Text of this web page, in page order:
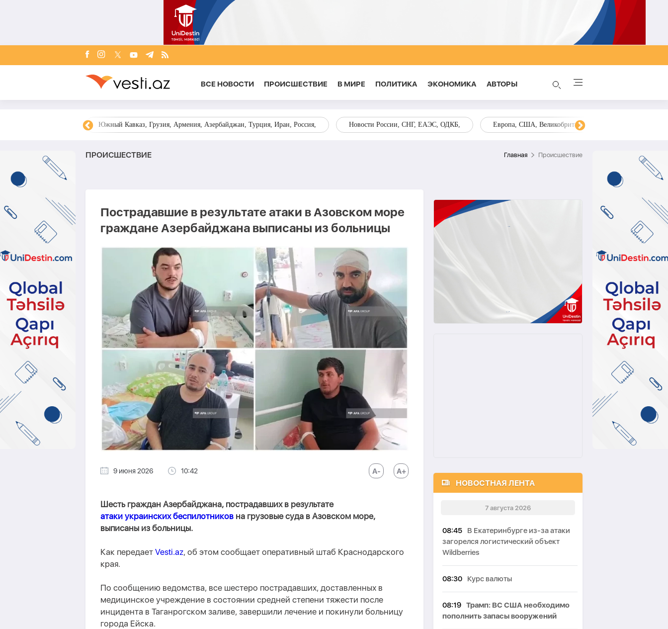
ВСЕ НОВОСТИ ПРОИСШЕСТВИЕ В МИРЕ ПОЛИТИКА ЭКОНОМИКА AВТОРЫ
Южный Кавказ, Грузия, Армения, Азербайджан, Турция, Иран, Россия, Новости России, СНГ, ЕАЭС, ОДКБ, Европа, США, Великобритания, Украина, Запад,
ПРОИСШЕСТВИЕ Главная Происшествие
Пострадавшие в результате атаки в Азовском море
граждане Азербайджана выписаны из больницы
9 июня 2026 10:42
Шесть граждан Азербайджана, пострадавших в результате
атаки украинских беспилотников на грузовые суда в Азовском море,
выписаны из больницы.
Как передает Vesti.az, об этом сообщает оперативный штаб Краснодарского
края.
По сообщению ведомства, все шестеро пострадавших, доставленных в
медицинское учреждение в состоянии средней степени тяжести после
инцидента в Таганрогском заливе, завершили лечение и покинули больницу
города Ейска.
НОВОСТНАЯ ЛЕНТА
7 августа 2026
08:45
В Екатеринбурге из-за атаки
загорелся логистический объект
Wildberries
08:30 Курс валюты
08:19 Трамп: ВС США необходимо
пополнить запасы вооружений